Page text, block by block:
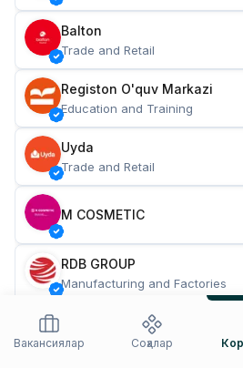
Balton
Trade and Retail
Registon O'quv Markazi
Education and Training
Uyda
Trade and Retail
M COSMETIC
RDB GROUP
Manufacturing and Factories
Restaurants and Fast Food
Вакансиялар
Соҳалар